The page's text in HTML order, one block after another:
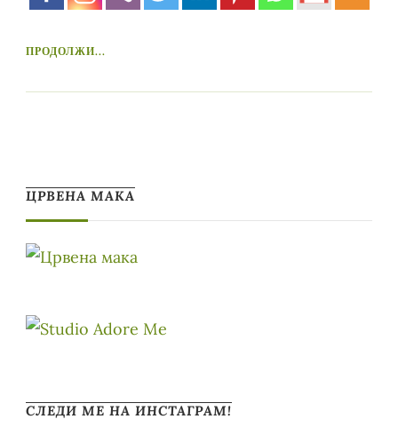
ПРОДОЛЖИ...
ЦРВЕНА МАКА
СЛЕДИ МЕ НА ИНСТАГРАМ!